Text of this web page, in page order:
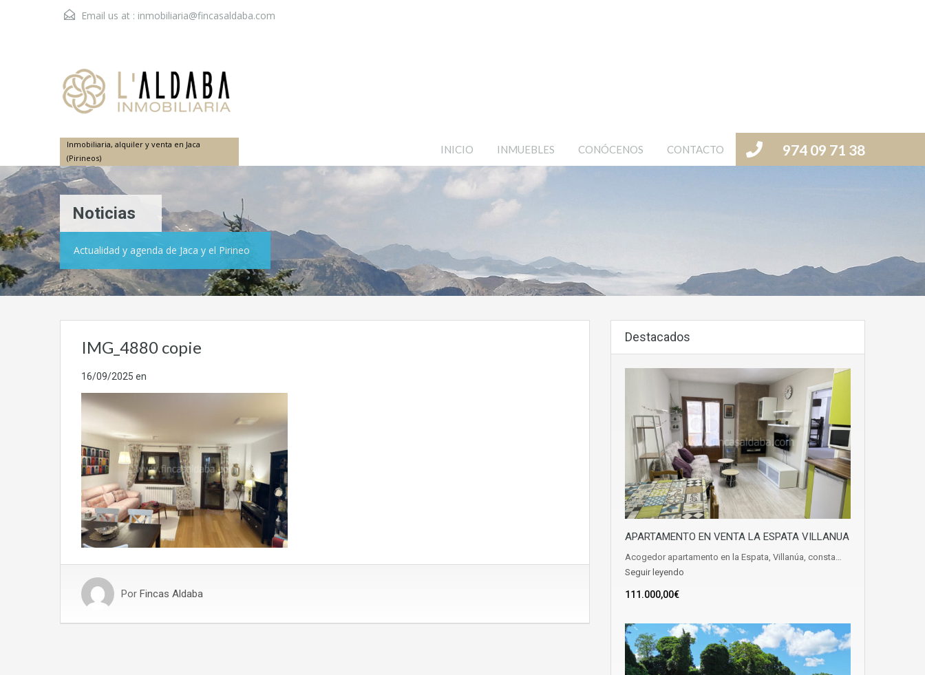
Email us at : inmobiliaria@fincasaldaba.com
Inmobiliaria, alquiler y venta en Jaca
(Pirineos)
974 09 71 38
INICIO INMUEBLES CONÓCENOS CONTACTO
Noticias
Actualidad y agenda de Jaca y el Pirineo
IMG_4880 copie
16/09/2025 en
Por Fincas Aldaba
Destacados
APARTAMENTO EN VENTA LA ESPATA VILLANUA
Acogedor apartamento en la Espata, Villanúa, consta…
Seguir leyendo
111.000,00€